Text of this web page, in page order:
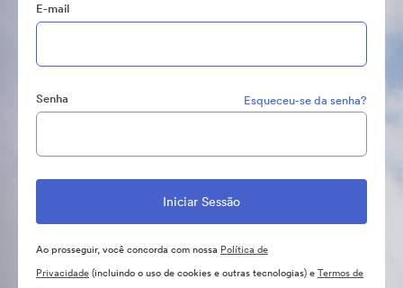
E-mail
Senha Esqueceu-se da senha?
Ao prosseguir, você concorda com nossa Política de
Privacidade(incluindo o uso de cookies e outras tecnologias) eTermos de